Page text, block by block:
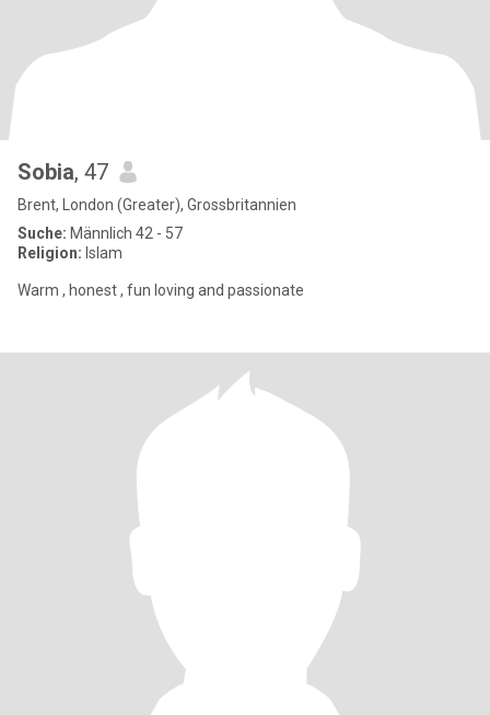
Sobia, 47
Brent, London (Greater), Grossbritannien
Suche: Männlich 42 - 57
Religion: Islam
Warm , honest , fun loving and passionate